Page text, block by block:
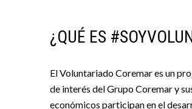
¿QUÉ ES
El Voluntariado Coremar es un
de interés del Grupo Coremar y
económicos participan en el